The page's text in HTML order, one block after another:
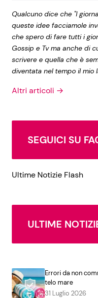
Qualcuno dice che "I
queste idee facciamole
che spero di fare tutti i
Gossip e Tv ma anche di
scrivere e quella che è
diventata nel tempo il mio
Altri articoli →
SEGUICI SU
Ultime Notizie Flash
ULTIME
Errori da non
telo mare
31 Luglio 2026